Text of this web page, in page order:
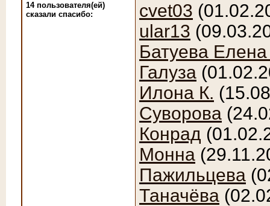
14 пользователя(ей)
сказали cпасибо:
cvet03
ular13
Батуева
Галуза
Илона К.
Суворова
Конрад
Монна
Пажильцева
Таначёва